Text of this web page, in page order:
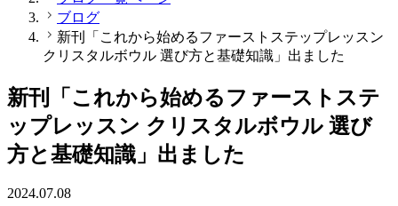
ブログ
新刊「これから始めるファーストステップレッスン
クリスタルボウル 選び方と基礎知識」出ました
新刊「これから始めるファーストステ
ップレッスン クリスタルボウル 選び
方と基礎知識」出ました
2024.07.08